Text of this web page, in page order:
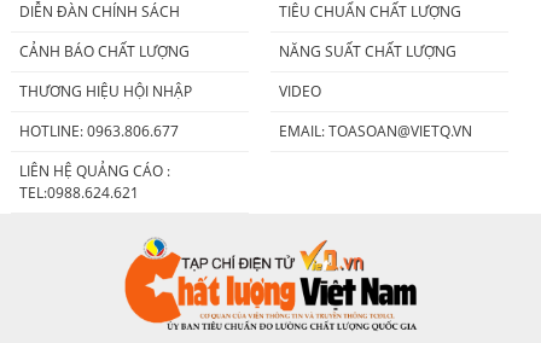
DIỄN ĐÀN CHÍNH SÁCH
TIÊU CHUẨN CHẤT LƯỢNG
CẢNH BÁO CHẤT LƯỢNG
NĂNG SUẤT CHẤT LƯỢNG
THƯƠNG HIỆU HỘI NHẬP
VIDEO
HOTLINE: 0963.806.677
EMAIL:TOASOAN@VIETQ.VN
LIÊN HỆ QUẢNG CÁO :
TEL:0988.624.621